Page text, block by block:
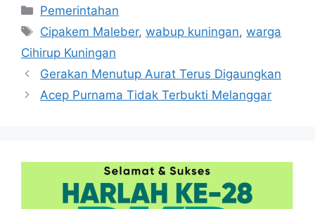
Kategori
Pemerintahan
Tag
Cipakem Maleber,wabup kuningan,warga
Cihirup Kuningan
Gerakan Menutup Aurat Terus Digaungkan
Acep Purnama Tidak Terbukti Melanggar